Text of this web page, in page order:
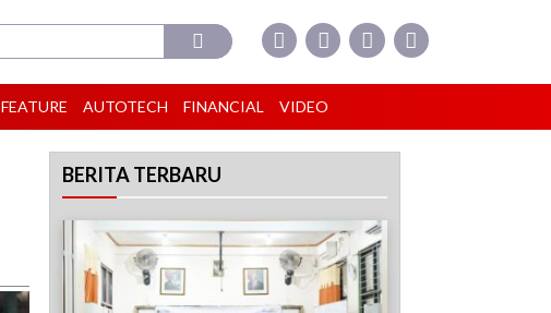
FEATURE AUTOTECH FINANCIAL VIDEO
BERITA TERBARU